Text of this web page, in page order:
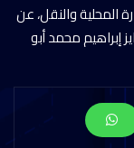
المحلية والنقل، عن
إبراهيم محمد أبو